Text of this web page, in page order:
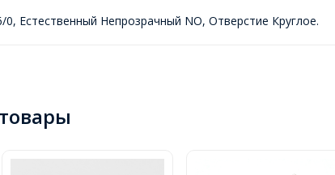
Естественный Непрозрачный NO, Отверстие Круглое.